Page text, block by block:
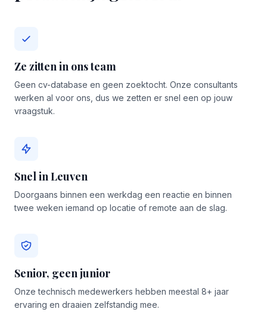
Ze zitten in ons team
Geen cv-database en geen zoektocht. Onze consultants
werken al voor ons, dus we zetten er snel een op jouw
vraagstuk.
Snel in Leuven
Doorgaans binnen een werkdag een reactie en binnen
twee weken iemand op locatie of remote aan de slag.
Senior, geen junior
Onze technisch medewerkers hebben meestal 8+ jaar
ervaring en draaien zelfstandig mee.